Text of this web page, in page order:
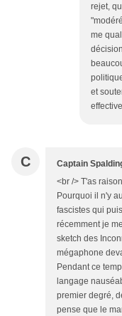
rejet,
me
et
C Captain
<br /> T'as
Pourquoi il n'y
fascistes qui
récemment je
sketch des
mégaphone
Pendant ce
langage
premier degré,
pense que le